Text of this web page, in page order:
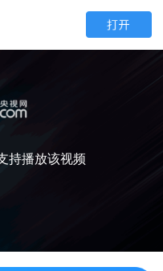
持播放该视频